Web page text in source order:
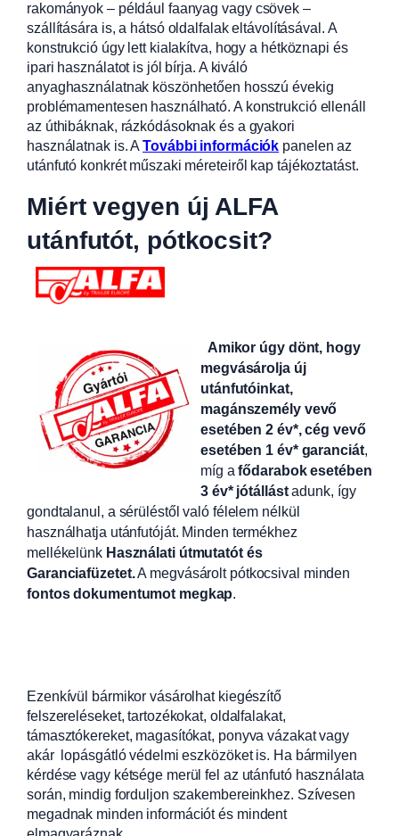
rakományok – például faanyag vagy csövek –
szállítására is, a hátsó oldalfalak eltávolításával. A
konstrukció úgy lett kialakítva, hogy a hétköznapi és
ipari használatot is jól bírja. A kiváló
anyaghasználatnak köszönhetően hosszú évekig
problémamentesen használható. A konstrukció ellenáll
az úthibáknak, rázkódásoknak és a gyakori
használatnak is. ATovábbi információk panelen az
utánfutó konkrét műszaki méreteiről kap tájékoztatást.
Miért vegyen új ALFA
utánfutót, pótkocsit?
Amikor úgy dönt, hogy
megvásárolja új
utánfutóinkat,
magánszemély vevő
esetében 2 év*, cég vevő
esetében 1 év* garanciát,
míg afődarabok esetében
3 év* jótállástadunk, így
gondtalanul, a sérüléstől való félelem nélkül
használhatja utánfutóját. Minden termékhez
mellékelünk Használati útmutatót és
Garanciafüzetet.A megvásárolt pótkocsival minden
fontos dokumentumot megkap.
Ezenkívül bármikor vásárolhat kiegészítő
felszereléseket, tartozékokat, oldalfalakat,
támasztókereket, magasítókat, ponyva vázakat vagy
akár lopásgátló védelmi eszközöket is. Ha bármilyen
kérdése vagy kétsége merül fel az utánfutó használata
során, mindig forduljon szakembereinkhez. Szívesen
megadnak minden információt és mindent